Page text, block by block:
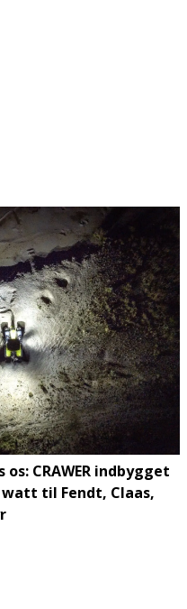
CRAWER indbygget
watt til Fendt, Claas,